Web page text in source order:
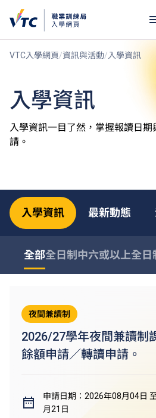
VTC入學網頁 資訊與活動 入學資訊
入學資訊
入學資訊一目了然，掌握報讀日
請。
入學資訊 最新動態
全部全日制中六或以上全日
夜間兼讀制
2026/27學年夜間兼讀制
餘額申請／轉讀申請。
申請日期：2026年08月04日
月21日